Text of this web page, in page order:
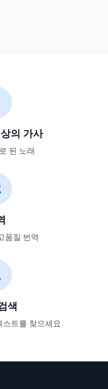
의 가사
된 노래
품질 번역
색
스트를 찾으세요